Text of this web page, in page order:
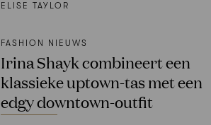
ELISE TAYLOR
FASHION NIEUWS
Irina Shayk combineert een
klassieke uptown-tas met een
edgy downtown-outfit